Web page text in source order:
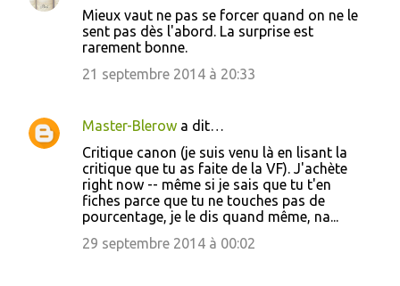
Mieux vaut ne pas se forcer quand on ne le
sent pas dès l'abord. La surprise est
rarement bonne.
21 septembre 2014 à 20:33
Master-Blerow a dit…
Critique canon (je suis venu là en lisant la
critique que tu as faite de la VF). J'achète
right now -- même si je sais que tu t'en
fiches parce que tu ne touches pas de
pourcentage, je le dis quand même, na...
29 septembre 2014 à 00:02